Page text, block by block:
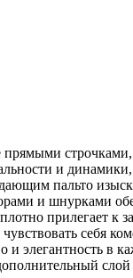
и динамики,
пальто
и шнурками
прилегает к
себя
элегантность в
слой